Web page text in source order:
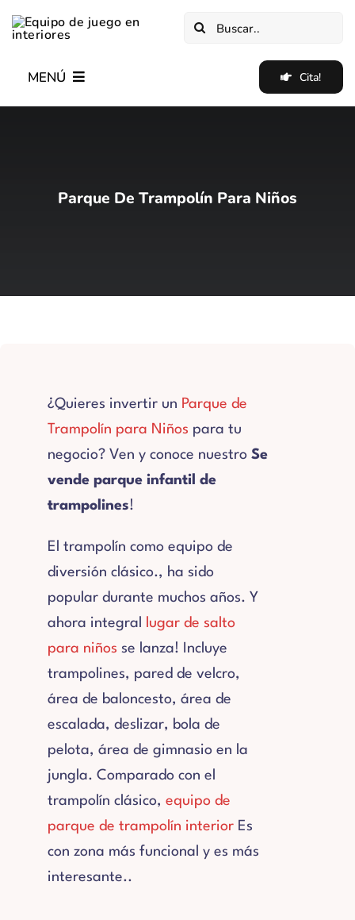
Buscar:
MENÚ
Equipo De Juego Suave En Interiores
Contacto
Cita!
Parque De Trampolín Para Niños
¿Quieres invertir un Parque de
Trampolín para Niños para tu
negocio? Ven y conoce nuestro Se
vende parque infantil de
trampolines!
El trampolín como equipo de
diversión clásico., ha sido
popular durante muchos años. Y
ahora integral
lugar de salto
para niños se lanza! Incluye
trampolines, pared de velcro,
área de baloncesto, área de
escalada, deslizar, bola de
pelota, área de gimnasio en la
jungla. Comparado con el
trampolín clásico, equipo de
parque de trampolín interiorEs
con zona más funcional y es más
interesante..